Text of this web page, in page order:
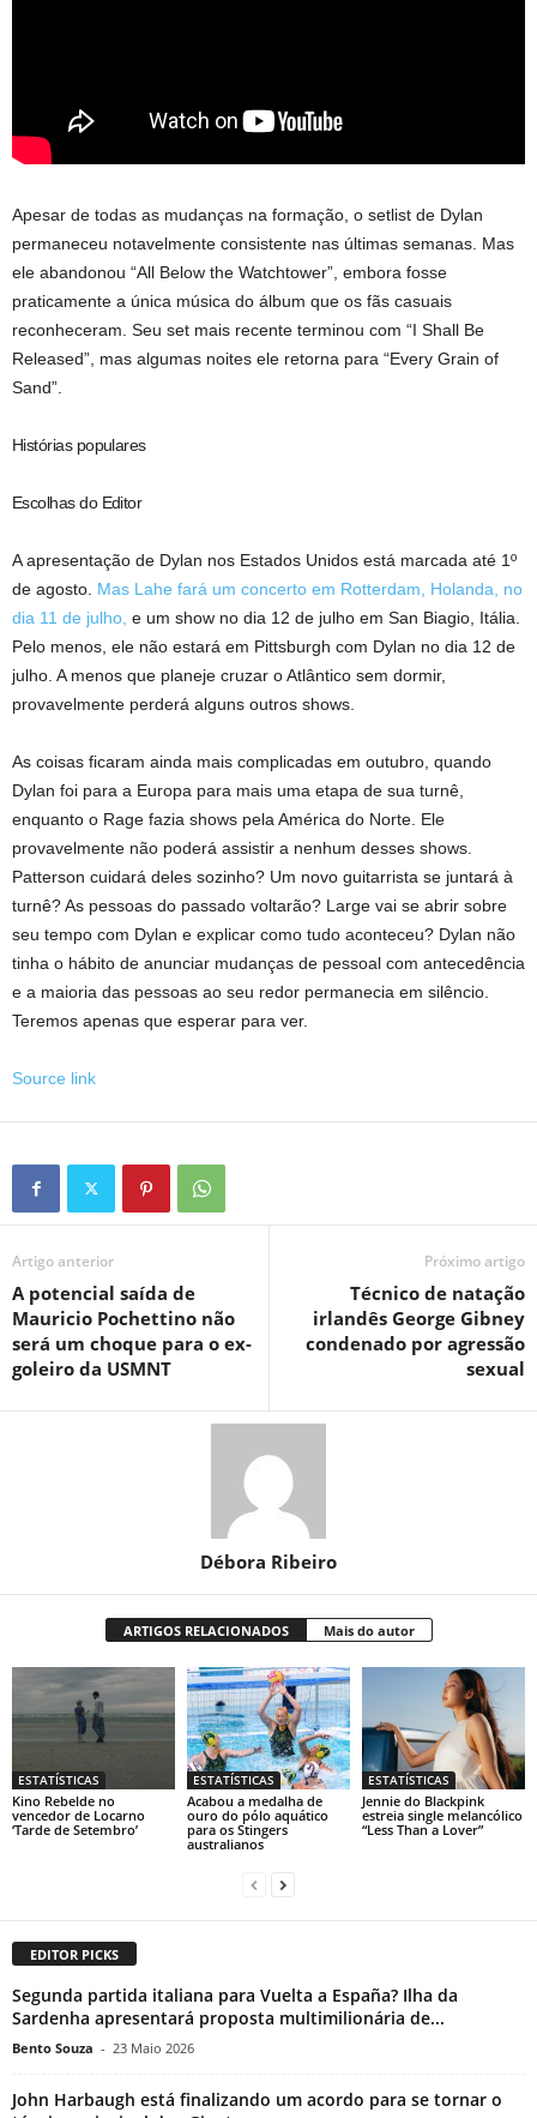
Apesar de todas as mudanças na formação, o setlist de Dylan
permaneceu notavelmente consistente nas últimas semanas. Mas
ele abandonou “All Below the Watchtower”, embora fosse
praticamente a única música do álbum que os fãs casuais
reconheceram. Seu set mais recente terminou com “I Shall Be
Released”, mas algumas noites ele retorna para “Every Grain of
Sand”.
Histórias populares
Escolhas do Editor
A apresentação de Dylan nos Estados Unidos está marcada até 1º
de agosto. Mas Lahe fará um concerto em Rotterdam, Holanda, no
dia 11 de julho, e um show no dia 12 de julho em San Biagio, Itália.
Pelo menos, ele não estará em Pittsburgh com Dylan no dia 12 de
julho. A menos que planeje cruzar o Atlântico sem dormir,
provavelmente perderá alguns outros shows.
As coisas ficaram ainda mais complicadas em outubro, quando
Dylan foi para a Europa para mais uma etapa de sua turnê,
enquanto o Rage fazia shows pela América do Norte. Ele
provavelmente não poderá assistir a nenhum desses shows.
Patterson cuidará deles sozinho? Um novo guitarrista se juntará à
turnê? As pessoas do passado voltarão? Large vai se abrir sobre
seu tempo com Dylan e explicar como tudo aconteceu? Dylan não
tinha o hábito de anunciar mudanças de pessoal com antecedência
e a maioria das pessoas ao seu redor permanecia em silêncio.
Teremos apenas que esperar para ver.
Source link
Artigo anterior
A potencial saída de
Mauricio Pochettino não
será um choque para o ex-
goleiro da USMNT
Próximo artigo
Técnico de natação
irlandês George Gibney
condenado por agressão
sexual
Débora Ribeiro
ARTIGOS RELACIONADOS Mais do autor
ESTATÍSTICAS
Kino Rebelde no
vencedor de Locarno
‘Tarde de Setembro’
ESTATÍSTICAS
Acabou a medalha de
ouro do pólo aquático
para os Stingers
australianos
ESTATÍSTICAS
Jennie do Blackpink
estreia single melancólico
“Less Than a Lover”
EDITOR PICKS
Segunda partida italiana para Vuelta a España? Ilha da
Sardenha apresentará proposta multimilionária de...
Bento Souza - 23 Maio 2026
John Harbaugh está finalizando um acordo para se tornar o